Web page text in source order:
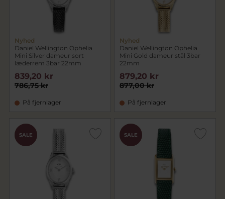
Nyhed
Daniel Wellington Ophelia
Mini Silver dameur sort
læderrem 3bar 22mm
786,75 kr
839,20 kr
På fjernlager
Nyhed
Daniel Wellington Ophelia
Mini Gold dameur stål 3bar
22mm
877,00 kr
879,20 kr
På fjernlager
PRIS
SALE
PRIS
SALE